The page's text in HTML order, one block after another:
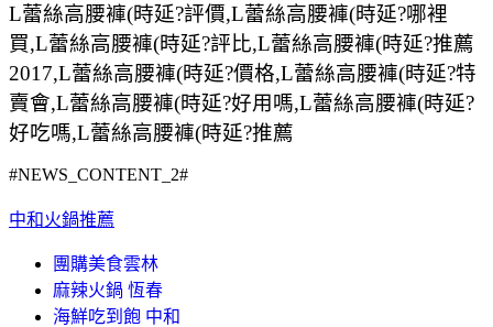
L蕾絲高腰褲(時延?評價,L蕾絲高腰褲(時延?哪裡
買,L蕾絲高腰褲(時延?評比,L蕾絲高腰褲(時延?推薦
2017,L蕾絲高腰褲(時延?價格,L蕾絲高腰褲(時延?特
賣會,L蕾絲高腰褲(時延?好用嗎,L蕾絲高腰褲(時延?
好吃嗎,L蕾絲高腰褲(時延?推薦
#NEWS_CONTENT_2#
中和火鍋推薦
團購美食雲林
麻辣火鍋 恆春
海鮮吃到飽 中和